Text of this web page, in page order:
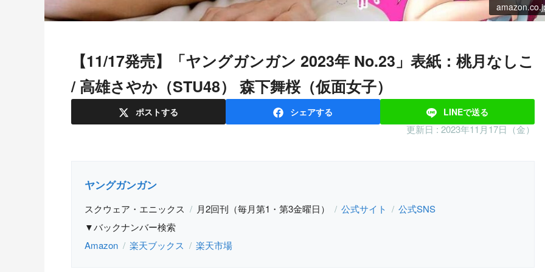
【11/17発売】「ヤングガンガン 2023年 No.23」表紙：桃月なしこ
/ 高雄さやか（STU48） 森下舞桜（仮面女子）
ポストする シェアする LINEで送る
更新日 :2023年11月17日（金）
ヤングガンガン
スクウェア・エニックス 月2回刊（毎月第1・第3金曜日） 公式サイト
公式SNS
▼バックナンバー検索
Amazon
楽天ブックス 楽天市場